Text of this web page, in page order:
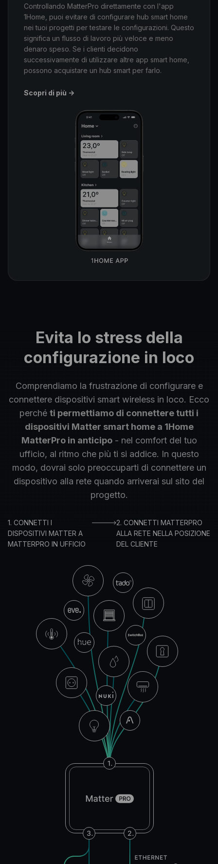
Controllando MatterPro direttamente con l'app
1Home, puoi evitare di configurare hub smart home
nei tuoi progetti per testare le configurazioni. Questo
significa un flusso di lavoro più veloce e meno
denaro speso. Se i clienti decidono
successivamente di utilizzare altre app smart home,
possono acquistare un hub smart per farlo.
Scopri di più ->
Evita lo stress della
configurazione in loco
Comprendiamo la frustrazione di configurare e
connettere dispositivi smart wireless in loco. Ecco
perché ti permettiamo di connettere tutti i
dispositivi Matter smart home a 1Home
MatterPro in anticipo- nel comfort del tuo
ufficio, al ritmo che più ti si addice. In questo
modo, dovrai solo preoccuparti di connettere un
dispositivo alla rete quando arriverai sul sito del
progetto.
1. CONNETTI I
DISPOSITIVI MATTER A
MATTERPRO IN UFFICIO
2. CONNETTI MATTERPRO
ALLA RETE NELLA POSIZIONE
DEL CLIENTE